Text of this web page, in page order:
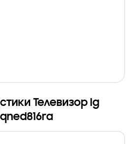
Телевизор lg